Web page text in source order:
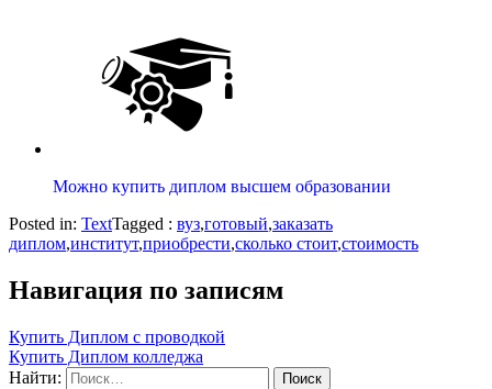
Можно купить диплом высшем образовании
Posted in: TextTagged : вуз,готовый,заказать
диплом,институт,приобрести,сколько стоит,стоимость
Навигация по записям
Купить Диплом с проводкой
Купить Диплом колледжа
Найти: